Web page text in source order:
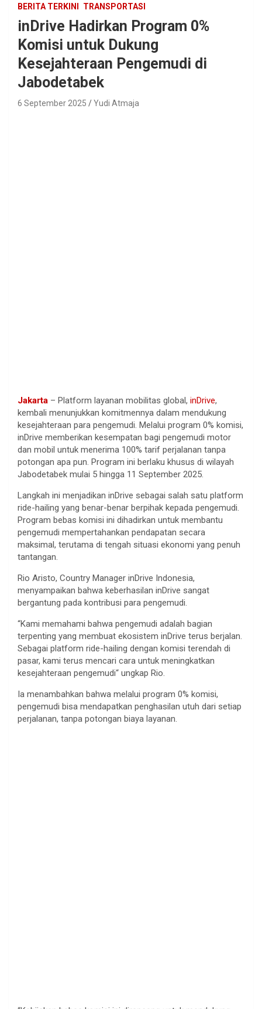
BERITA TERKINI TRANSPORTASI
inDrive Hadirkan Program 0%
Komisi untuk Dukung
Kesejahteraan Pengemudi di
Jabodetabek
6 September 2025 Yudi Atmaja
Jakarta – Platform layanan mobilitas global, inDrive,
kembali menunjukkan komitmennya dalam mendukung
kesejahteraan para pengemudi. Melalui program 0% komisi,
inDrive memberikan kesempatan bagi pengemudi motor
dan mobil untuk menerima 100% tarif perjalanan tanpa
potongan apa pun. Program ini berlaku khusus di wilayah
Jabodetabek mulai 5 hingga 11 September 2025.
Langkah ini menjadikan inDrive sebagai salah satu platform
ride-hailing yang benar-benar berpihak kepada pengemudi.
Program bebas komisi ini dihadirkan untuk membantu
pengemudi mempertahankan pendapatan secara
maksimal, terutama di tengah situasi ekonomi yang penuh
tantangan.
Rio Aristo, Country Manager inDrive Indonesia,
menyampaikan bahwa keberhasilan inDrive sangat
bergantung pada kontribusi para pengemudi.
“Kami memahami bahwa pengemudi adalah bagian
terpenting yang membuat ekosistem inDrive terus berjalan.
Sebagai platform ride-hailing dengan komisi terendah di
pasar, kami terus mencari cara untuk meningkatkan
kesejahteraan pengemudi“ ungkap Rio.
Ia menambahkan bahwa melalui program 0% komisi,
pengemudi bisa mendapatkan penghasilan utuh dari setiap
perjalanan, tanpa potongan biaya layanan.